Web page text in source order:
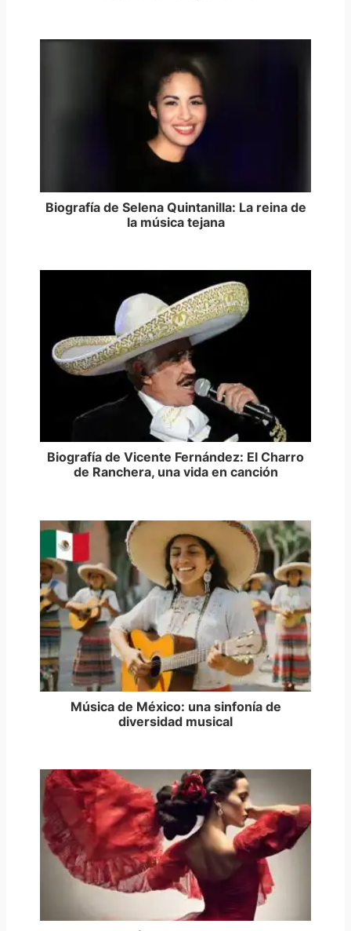
Biografía de Selena Quintanilla: La reina de
la música tejana
Biografía de Vicente Fernández: El Charro
de Ranchera, una vida en canción
Música de México: una sinfonía de
diversidad musical